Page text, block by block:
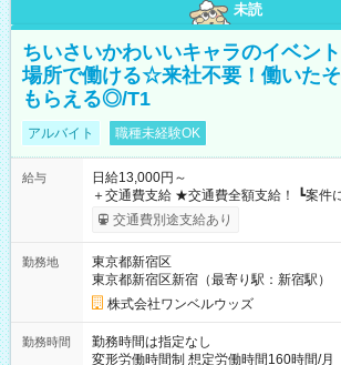
未読
ちいさいかわいいキャラのイベン
場所で働ける☆来社不要！働いた
もらえる◎/T1
アルバイト 職種未経験OK
給与
日給13,000円～
＋交通費支給 ★交通費全額支給！ ┗案件により規定あり ★日払
いOK！（規定あり） ┗働いたその日に現
ンビニATMから 日払い分を引き落とせます！ 【試用期
交通費別途支給あり
勤務地
東京都新宿区
東京都新宿区新宿（最寄り駅：新宿駅）
株式会社ワンベルウッズ
勤務時間
勤務時間は指定なし
変形労働時間制 想定労働時間160時間/月 【シフト例】 ・8：00